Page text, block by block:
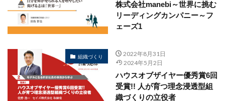
株式会社manebi～世界に挑む
リーディングカンパニー～フ
ェーズ1
組織づくり
2022年8月31日
2024年5月2日
ハウスオブザイヤー優秀賞6回
受賞!! 人が育つ理念浸透型組
織づくりの立役者